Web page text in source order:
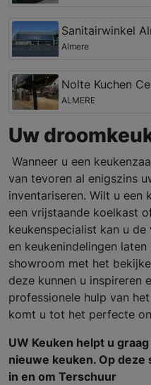
Sanitairwinkel
Almere
Nolte Kuchen
ALMERE
Uw
Wanneer u een
van tevoren al enigszins
inventariseren. Wilt u een
een vrijstaande koelkast
keukenspecialist kan u
en keukenindelingen
showroom met het
deze kunnen u inspireren
professionele hulp van
komt u tot het perfecte
UW Keuken helpt u
nieuwe keuken. Op deze
in en om Terschuur